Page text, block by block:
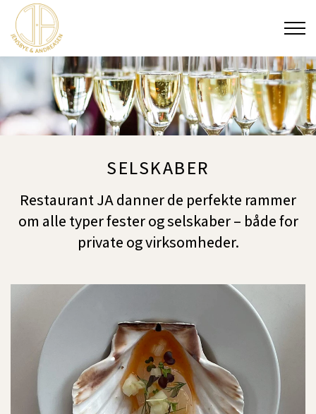
MADEN & VINEN
SELSKABER
BRYLLUP
JA'S OFYR GOURMET GRILL
EVENTS
VI ER JA
KONTAKT
SELSKABER
Restaurant JA danner de perfekte rammer
om alle typer fester og selskaber – både for
private og virksomheder.